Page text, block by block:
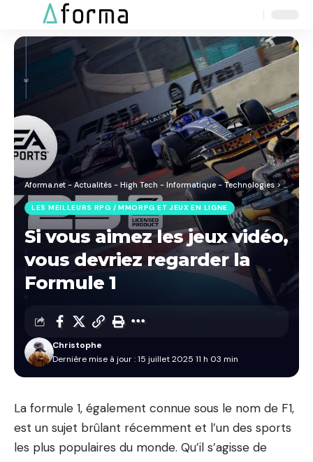
Resizer
Aforma.net - Actualités - High Tech - Informatique - Technologies>Blog
LES MEILLEURS RPG / MMORPG ET JEUX EN LIGNE
Si vous aimez les jeux vidéo,
vous devriez regarder la
Formule 1
Dernière mise à jour : 15 juillet 2025 11 h 03 min
Christophe
La formule 1, également connue sous le nom de F1,
est un sujet brûlant récemment et l’un des sports
les plus populaires du monde. Qu’il s’agisse de